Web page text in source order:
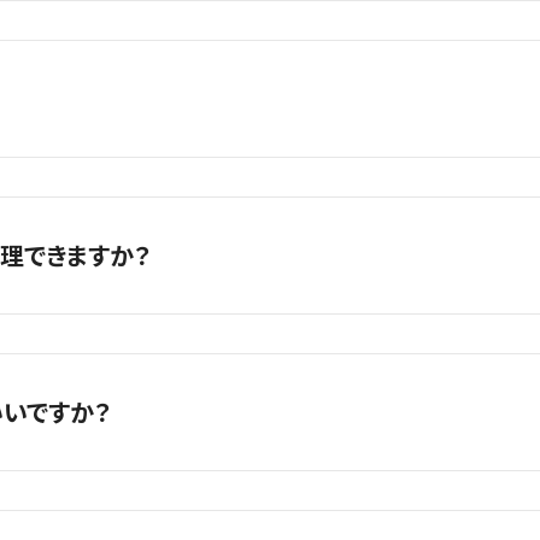
ます。現金、クレジットカード払い、QR決済にも対応しておりま
行振込にも対応しております。尚、お支払が確認できない状
は、最長1年間の保証となりますので無料にて再修理を行わせ
証期間が異なります。詳細は店頭スタッフまでお問い合わせくだ
の正式な修理サービスは対象外として受けられなくなる可能性
できますか？
端末でも、多数の修理実績がございます。
ですか？
だけ早くご相談ください。